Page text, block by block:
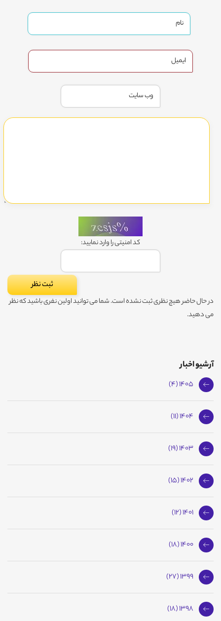
کد امنیتی را وارد نمایید:
در حال حاضر هیچ نظری ثبت نشده است. شما می توانید اولین نفری باشید که نظر
می دهید.
آرشیو اخبار
1405 (4)
1404 (11)
1403 (19)
1402 (15)
1401 (12)
1400 (18)
1399 (27)
1398 (18)